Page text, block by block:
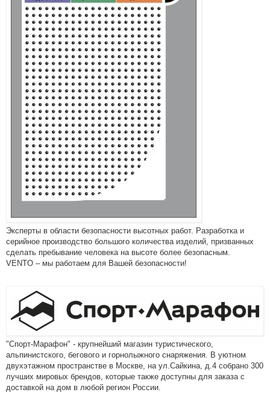
Эксперты в области безопасности высотных работ. Разработка и
серийное производство большого количества изделий, призванных
сделать пребывание человека на высоте более безопасным.
VENTO – мы работаем для Вашей безопасности!
"Спорт-Марафон" - крупнейший магазин туристического,
альпинистского, бегового и горнолыжного снаряжения. В уютном
двухэтажном пространстве в Москве, на ул.Сайкина, д.4 собрано 300
лучших мировых брендов, которые также доступны для заказа с
доставкой на дом в любой регион России.